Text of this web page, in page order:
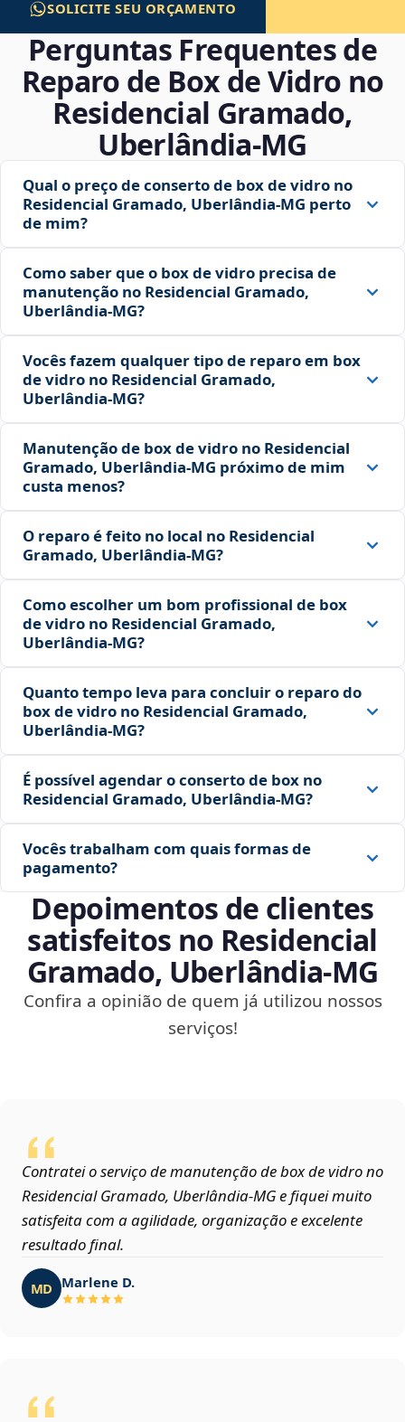
SOLICITE SEU ORÇAMENTO
Perguntas Frequentes de
Reparo de Box de Vidro no
Residencial Gramado,
Uberlândia‑MG
Qual o preço de conserto de box de vidro no
Residencial Gramado, Uberlândia‑MG perto
de mim?
Como saber que o box de vidro precisa de
manutenção no Residencial Gramado,
Uberlândia‑MG?
Vocês fazem qualquer tipo de reparo em box
de vidro no Residencial Gramado,
Uberlândia‑MG?
Manutenção de box de vidro no Residencial
Gramado, Uberlândia‑MG próximo de mim
custa menos?
O reparo é feito no local no Residencial
Gramado, Uberlândia‑MG?
Como escolher um bom profissional de box
de vidro no Residencial Gramado,
Uberlândia‑MG?
Quanto tempo leva para concluir o reparo do
box de vidro no Residencial Gramado,
Uberlândia‑MG?
É possível agendar o conserto de box no
Residencial Gramado, Uberlândia‑MG?
Vocês trabalham com quais formas de
pagamento?
Depoimentos de clientes
satisfeitos no Residencial
Gramado, Uberlândia‑MG
Confira a opinião de quem já utilizou nossos
serviços!
Contratei o serviço de manutenção de box de vidro no
Residencial Gramado, Uberlândia‑MG e fiquei muito
satisfeita com a agilidade, organização e excelente
resultado final.
MD Marlene D.